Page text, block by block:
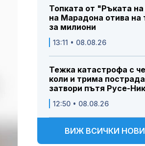
Топката от "Ръката
на Марадона отива на
за милиони
13:11 • 08.08.26
Тежка катастрофа с
коли и трима
затвори пътя Русе-
12:50 • 08.08.26
ВИЖ ВСИЧКИ